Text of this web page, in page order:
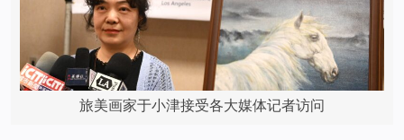
旅美画家于小津接受各大媒体记者访问